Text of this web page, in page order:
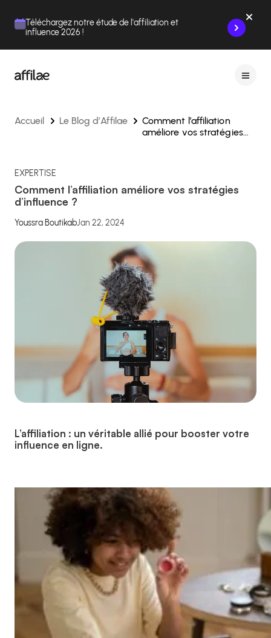
Téléchargez notre étude de l'affiliation et
influence 2026 !
Accueil Le Blog d’Affilae
Comment l’affiliation
améliore vos stratégies
EXPERTISE
Comment l’affiliation améliore vos stratégies
d’influence ?
Youssra BoutikabJan 22, 2024
L’affiliation : un véritable allié pour booster votre
influence en ligne.